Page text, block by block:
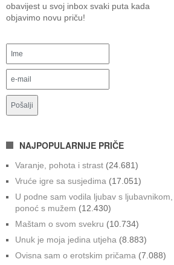
obavijest u svoj inbox svaki puta kada
objavimo novu priču!
NAJPOPULARNIJE PRIČE
Varanje, pohota i strast (24.681)
Vruće igre sa susjedima (17.051)
U podne sam vodila ljubav s ljubavnikom,
ponoć s mužem (12.430)
Maštam o svom svekru (10.734)
Unuk je moja jedina utjeha (8.883)
Ovisna sam o erotskim pričama (7.088)